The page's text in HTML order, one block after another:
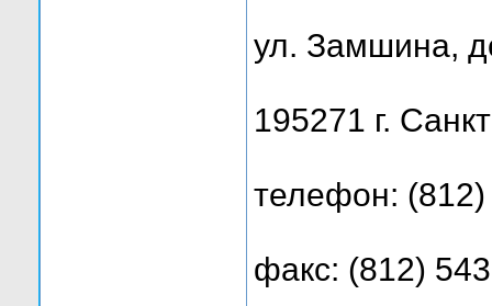
ул. Замшина,
195271 г.
телефон:
факс: (812)